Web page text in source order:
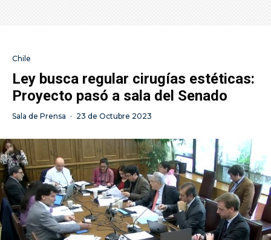
Chile
Ley busca regular cirugías estéticas:
Proyecto pasó a sala del Senado
Sala de Prensa · 23 de Octubre 2023